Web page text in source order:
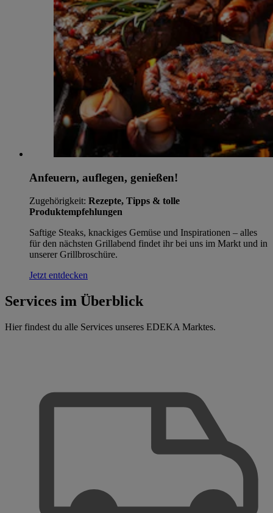
Anfeuern, auflegen, genießen!
Zugehörigkeit: Rezepte, Tipps & tolle
Produktempfehlungen
Saftige Steaks, knackiges Gemüse und Inspirationen – alles
für den nächsten Grillabend findet ihr bei uns im Markt und in
unserer Grillbroschüre.
Jetzt entdecken
Services im Überblick
Hier findest du alle Services unseres EDEKA Marktes.